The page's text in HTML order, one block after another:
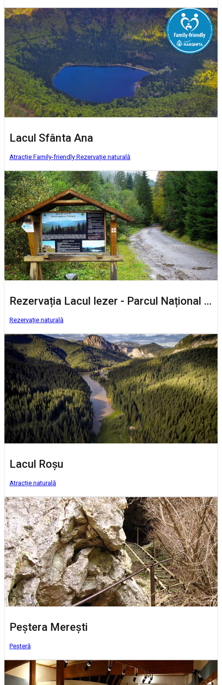
Lacul Sfânta Ana
Atracție Family-friendly Rezervație naturală
Rezervația Lacul Iezer - Parcul Național Călimani
Rezervație naturală
Lacul Roșu
Atracție naturală
Peştera Mereşti
Peșteră